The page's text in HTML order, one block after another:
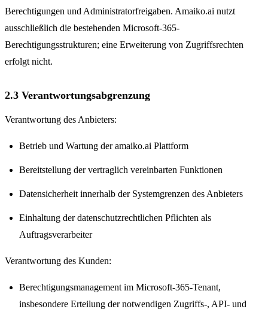
Berechtigungen und Administratorfreigaben. Amaiko.ai nutzt
ausschließlich die bestehenden Microsoft-365-
Berechtigungsstrukturen; eine Erweiterung von Zugriffsrechten
erfolgt nicht.
2.3 Verantwortungsabgrenzung
Verantwortung des Anbieters:
Betrieb und Wartung der amaiko.ai Plattform
Bereitstellung der vertraglich vereinbarten Funktionen
Datensicherheit innerhalb der Systemgrenzen des Anbieters
Einhaltung der datenschutzrechtlichen Pflichten als
Auftragsverarbeiter
Verantwortung des Kunden:
Berechtigungsmanagement im Microsoft-365-Tenant,
insbesondere Erteilung der notwendigen Zugriffs-, API- und